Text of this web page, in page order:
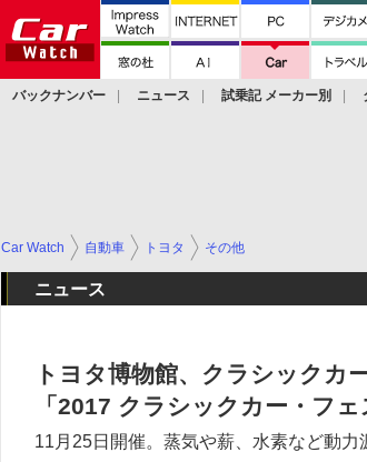
バックナンバー ニュース 試乗記 メーカー別
Car Watch 自動車 トヨタ その他
ニュース
トヨタ博物館、クラシックカ
「2017 クラシックカー・フ
11月25日開催。蒸気や薪、水素など動力